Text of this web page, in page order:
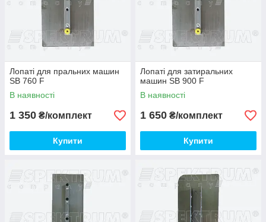
Лопаті для пральних машин
SB 760 F
В наявності
1 350 ₴/комплект
Купити
Лопаті для затиральних
машин SB 900 F
В наявності
1 650 ₴/комплект
Купити